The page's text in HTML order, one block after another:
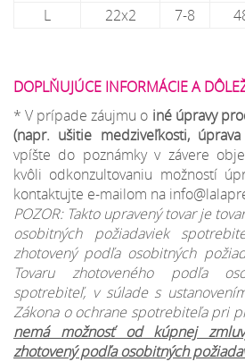
L
22x2 7-8
DOPLŇUJÚCE INFORMÁCIE A
* V prípade záujmu o iné úpravy
(napr. ušitie medziveľkosti,
vpíšte do poznámky v závere
kvôli odkonzultovaniu možností
kontaktujte e-mailom na
POZOR: Takto upravený tovar je
osobitných požiadaviek
zhotovený podľa osobitných
Tovaru zhotoveného podľa
spotrebiteľ, v súlade s
Zákona o ochrane spotrebiteľa pri
nemá možnosť od kúpnej
zhotovený podľa osobitných